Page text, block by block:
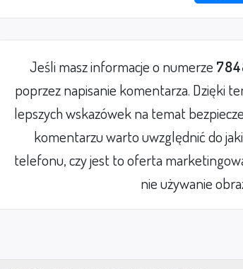
Jeśli masz informacje o numerze
poprzez napisanie komentarza. Dzięki
lepszych wskazówek na temat
komentarzu warto uwzględnić do
telefonu, czy jest to oferta
nie używanie